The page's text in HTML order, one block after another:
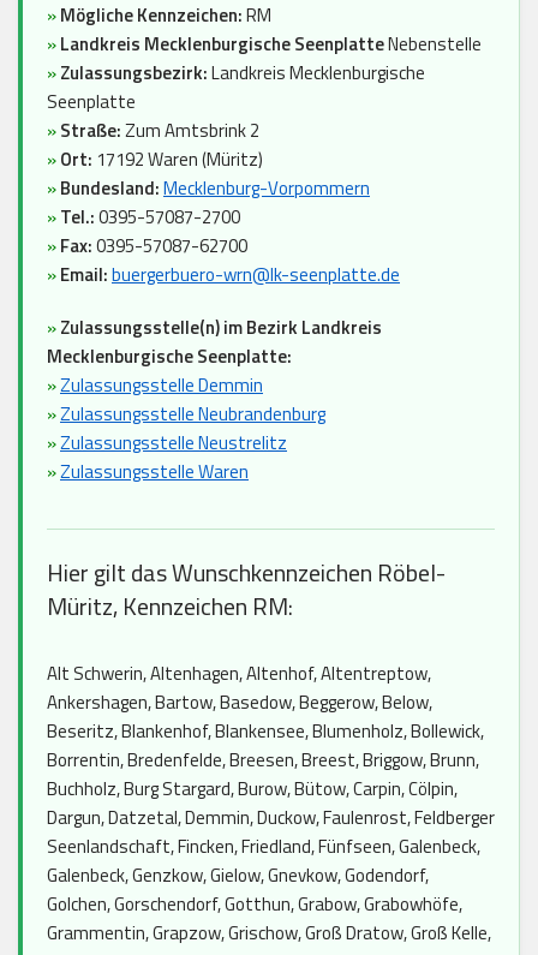
»Mögliche Kennzeichen:RM
»Landkreis Mecklenburgische SeenplatteNebenstelle
»Zulassungsbezirk:Landkreis Mecklenburgische
Seenplatte
»Straße:Zum Amtsbrink 2
»Ort: 17192 Waren (Müritz)
»Bundesland:Mecklenburg-Vorpommern
»Tel.:0395-57087-2700
»Fax:0395-57087-62700
»Email:buergerbuero-wrn@lk-seenplatte.de
»Zulassungsstelle(n) im Bezirk Landkreis
Mecklenburgische Seenplatte:
»Zulassungsstelle Demmin
»Zulassungsstelle Neubrandenburg
»Zulassungsstelle Neustrelitz
»Zulassungsstelle Waren
Hier gilt das Wunschkennzeichen Röbel-
Müritz, Kennzeichen RM:
Alt Schwerin, Altenhagen, Altenhof, Altentreptow,
Ankershagen, Bartow, Basedow, Beggerow, Below,
Beseritz, Blankenhof, Blankensee, Blumenholz, Bollewick,
Borrentin, Bredenfelde, Breesen, Breest, Briggow, Brunn,
Buchholz, Burg Stargard, Burow, Bütow, Carpin, Cölpin,
Dargun, Datzetal, Demmin, Duckow, Faulenrost, Feldberger
Seenlandschaft, Fincken, Friedland, Fünfseen, Galenbeck,
Galenbeck, Genzkow, Gielow, Gnevkow, Godendorf,
Golchen, Gorschendorf, Gotthun, Grabow, Grabowhöfe,
Grammentin, Grapzow, Grischow, Groß Dratow, Groß Kelle,